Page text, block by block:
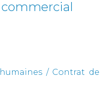
/ Contrat de